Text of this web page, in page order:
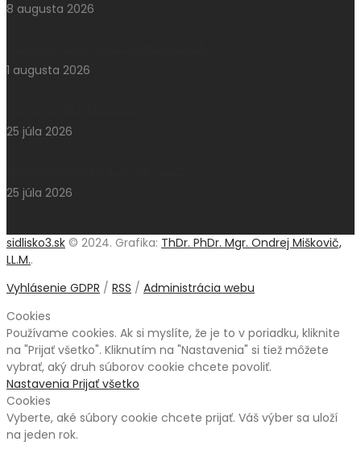
8 augusta 2026
1 augusta 2026
25 júla 2026
25 júla 2026
sidlisko3.sk © 2024. Grafika: ThDr. PhDr. Mgr. Ondrej Miškovič,
LL.M..
Vyhlásenie GDPR / RSS / Administrácia webu
Cookies
Používame cookies. Ak si myslíte, že je to v poriadku, kliknite
na "Prijať všetko". Kliknutím na "Nastavenia" si tiež môžete
vybrať, aký druh súborov cookie chcete povoliť.
Nastavenia Prijať všetko
Cookies
Vyberte, aké súbory cookie chcete prijať. Váš výber sa uloží
na jeden rok.